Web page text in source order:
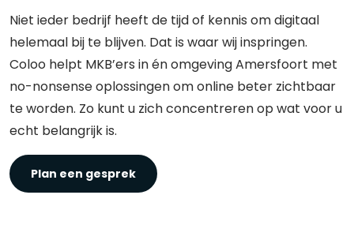
Niet ieder bedrijf heeft de tijd of kennis om digitaal
helemaal bij te blijven. Dat is waar wij inspringen.
Coloo helpt MKB’ers in én omgeving Amersfoort met
no-nonsense oplossingen om online beter zichtbaar
te worden. Zo kunt u zich concentreren op wat voor u
echt belangrijk is.
Plan een gesprek